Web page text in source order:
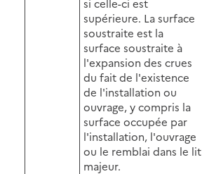
supérieure. La surface
soustraite est la
surface soustraite à
l'expansion des crues
du fait de l'existence
de l'installation ou
ouvrage, y compris la
surface occupée par
l'installation, l'ouvrage
ou le remblai dans le lit
majeur.